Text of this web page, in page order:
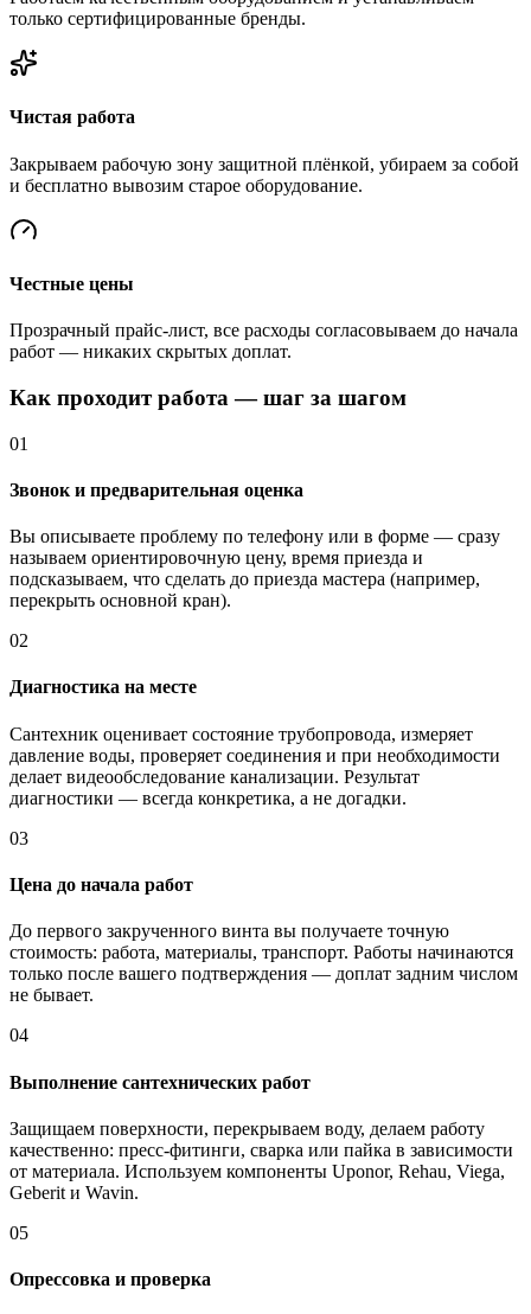
только сертифицированные бренды.
Чистая работа
Закрываем рабочую зону защитной плёнкой, убираем за собой
и бесплатно вывозим старое оборудование.
Честные цены
Прозрачный прайс-лист, все расходы согласовываем до начала
работ — никаких скрытых доплат.
Как проходит работа — шаг за шагом
01
Звонок и предварительная оценка
Вы описываете проблему по телефону или в форме — сразу
называем ориентировочную цену, время приезда и
подсказываем, что сделать до приезда мастера (например,
перекрыть основной кран).
02
Диагностика на месте
Сантехник оценивает состояние трубопровода, измеряет
давление воды, проверяет соединения и при необходимости
делает видеообследование канализации. Результат
диагностики — всегда конкретика, а не догадки.
03
Цена до начала работ
До первого закрученного винта вы получаете точную
стоимость: работа, материалы, транспорт. Работы начинаются
только после вашего подтверждения — доплат задним числом
не бывает.
04
Выполнение сантехнических работ
Защищаем поверхности, перекрываем воду, делаем работу
качественно: пресс-фитинги, сварка или пайка в зависимости
от материала. Используем компоненты Uponor, Rehau, Viega,
Geberit и Wavin.
05
Опрессовка и проверка